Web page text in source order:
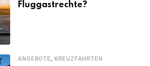
Fluggastrechte?
ANGEBOTE, KREUZFAHRTEN